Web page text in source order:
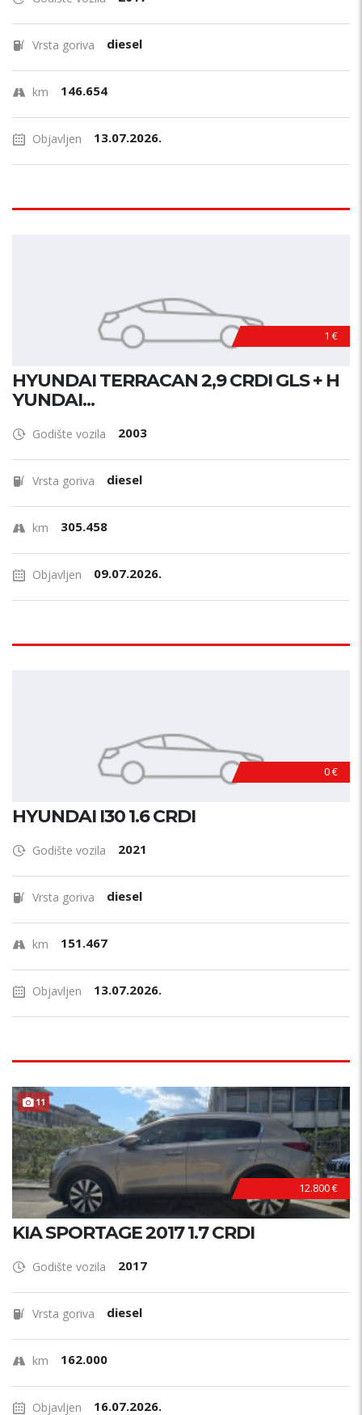
Vrsta goriva diesel
km 146.654
Objavljen 13.07.2026.
1 €
HYUNDAI TERRACAN 2,9 CRDI GLS + H
YUNDAI...
Godište vozila 2003
Vrsta goriva diesel
km 305.458
Objavljen 09.07.2026.
0 €
HYUNDAI I30 1.6 CRDI
Godište vozila 2021
Vrsta goriva diesel
km 151.467
Objavljen 13.07.2026.
11
12.800 €
KIA SPORTAGE 2017 1.7 CRDI
Godište vozila 2017
Vrsta goriva diesel
km 162.000
Objavljen 16.07.2026.